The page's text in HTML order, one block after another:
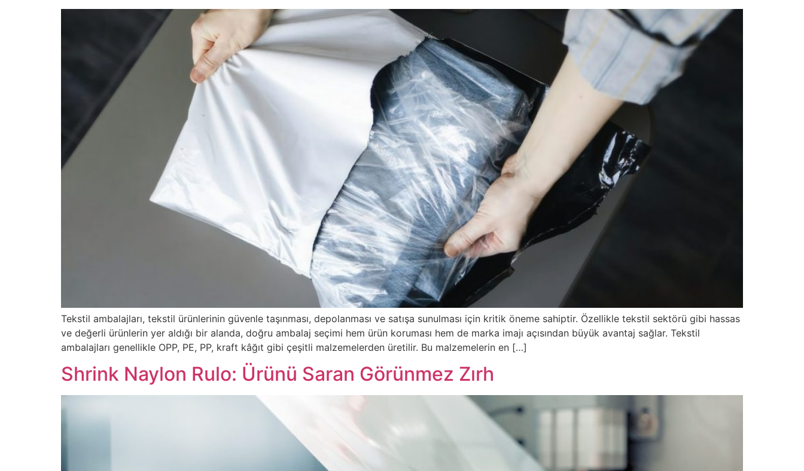
Tekstil ambalajları, tekstil ürünlerinin güvenle taşınması, depolanması ve satışa sunulması için kritik öneme sahiptir. Özellikle tekstil sektörü gibi hassas
ve değerli ürünlerin yer aldığı bir alanda, doğru ambalaj seçimi hem ürün koruması hem de marka imajı açısından büyük avantaj sağlar. Tekstil
ambalajları genellikle OPP, PE, PP, kraft kâğıt gibi çeşitli malzemelerden üretilir. Bu malzemelerin en […]
Shrink Naylon Rulo: Ürünü Saran Görünmez Zırh